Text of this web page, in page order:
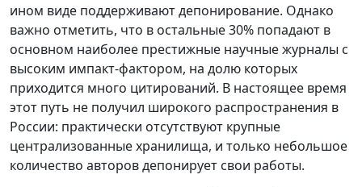
ином виде поддерживают депонирование. Однако
важно отметить, что в остальные 30% попадают в
основном наиболее престижные научные журналы с
высоким импакт-фактором, на долю которых
приходится много цитирований. В настоящее время
этот путь не получил широкого распространения в
России: практически отсутствуют крупные
централизованные хранилища, и только небольшое
количество авторов депонирует свои работы.